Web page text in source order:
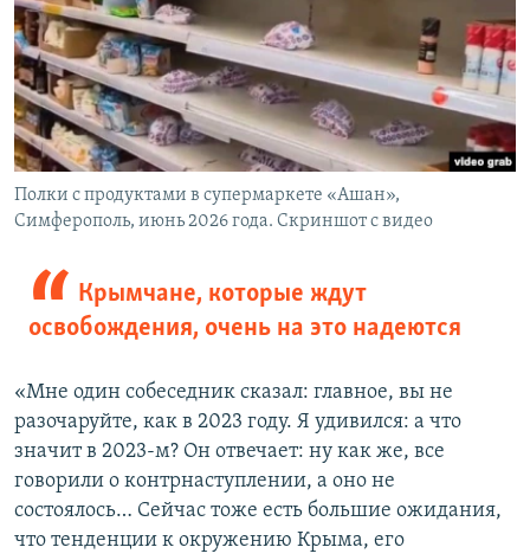
Полки с продуктами в супермаркете «Ашан»,
Симферополь, июнь 2026 года. Скриншот с видео
Крымчане, которые ждут
освобождения, очень на это надеются
«Мне один собеседник сказал: главное, вы не
разочаруйте, как в 2023 году. Я удивился: а что
значит в 2023-м? Он отвечает: ну как же, все
говорили о контрнаступлении, а оно не
состоялось… Сейчас тоже есть большие ожидания,
что тенденции к окружению Крыма, его